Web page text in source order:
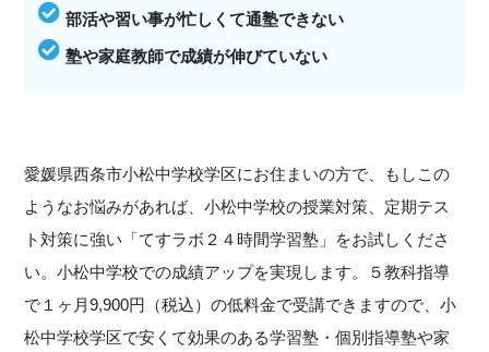
部活や習い事が忙しくて通塾できない
塾や家庭教師で成績が伸びていない
愛媛県西条市小松中学校学区にお住まいの方で、もしこの
ようなお悩みがあれば、小松中学校の授業対策、定期テス
ト対策に強い「てすラボ２４時間学習塾」をお試しくださ
い。小松中学校での成績アップを実現します。５教科指導
で１ヶ月9,900円（税込）の低料金で受講できますので、小
松中学校学区で安くて効果のある学習塾・個別指導塾や家